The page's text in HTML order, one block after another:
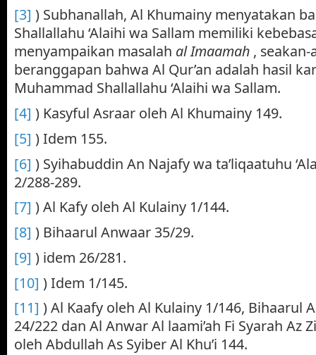
[3] ) Subhanallah, Al Khumainy menyatakan
Shallallahu ‘Alaihi wa Sallam memiliki
menyampaikan masalah al Imaamah , seakan-
beranggapan bahwa Al Qur’an adalah hasil
Muhammad Shallallahu ‘Alaihi wa Sallam.
[4] ) Kasyful Asraar oleh Al Khumainy 149.
[5] ) Idem 155.
[6] ) Syihabuddin An Najafy wa ta’liqaatuhu
2/288-289.
[7] ) Al Kafy oleh Al Kulainy 1/144.
[8] ) Bihaarul Anwaar 35/29.
[9] ) idem 26/281.
[10] ) Idem 1/145.
[11] ) Al Kaafy oleh Al Kulainy 1/146, Bihaarul
24/222 dan Al Anwar Al laami’ah Fi Syarah Az
oleh Abdullah As Syiber Al Khu’i 144.